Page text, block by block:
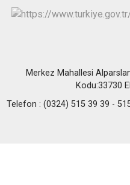
Merkez Mahallesi
Kodu:33730
Telefon : (0324) 515 39 39 -